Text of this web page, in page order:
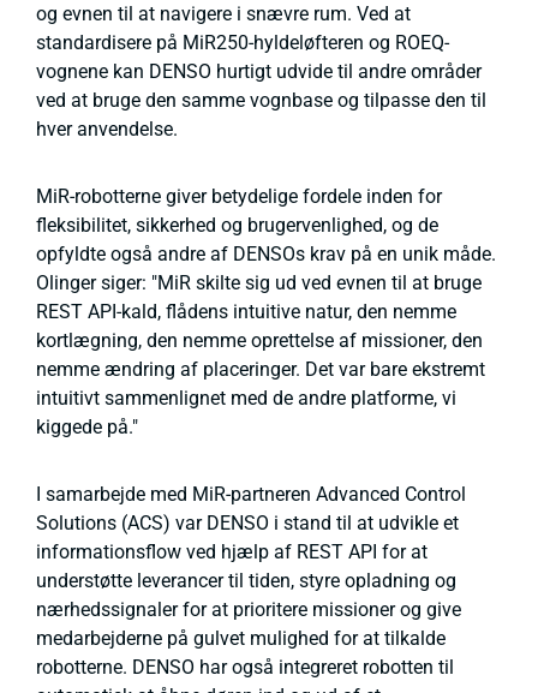
og evnen til at navigere i snævre rum. Ved at
standardisere på MiR250-hyldeløfteren og ROEQ-
vognene kan DENSO hurtigt udvide til andre områder
ved at bruge den samme vognbase og tilpasse den til
hver anvendelse.
MiR-robotterne giver betydelige fordele inden for
fleksibilitet, sikkerhed og brugervenlighed, og de
opfyldte også andre af DENSOs krav på en unik måde.
Olinger siger: "MiR skilte sig ud ved evnen til at bruge
REST API-kald, flådens intuitive natur, den nemme
kortlægning, den nemme oprettelse af missioner, den
nemme ændring af placeringer. Det var bare ekstremt
intuitivt sammenlignet med de andre platforme, vi
kiggede på."
I samarbejde med MiR-partneren Advanced Control
Solutions (ACS) var DENSO i stand til at udvikle et
informationsflow ved hjælp af REST API for at
understøtte leverancer til tiden, styre opladning og
nærhedssignaler for at prioritere missioner og give
medarbejderne på gulvet mulighed for at tilkalde
robotterne. DENSO har også integreret robotten til